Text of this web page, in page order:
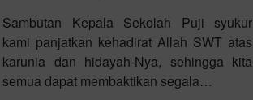
Sambutan Kepala Sekolah Puji syukur
kami panjatkan kehadirat Allah SWT atas
karunia dan hidayah-Nya, sehingga kita
semua dapat membaktikan segala…